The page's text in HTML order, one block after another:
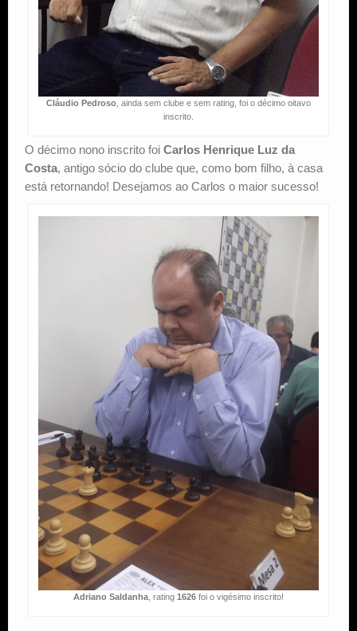
Cláudio Pedroso, ainda sem clube e sem rating, foi o décimo oitavo
inscrito.
O décimo nono inscrito foi Carlos Henrique Luz da
Costa, antigo sócio do clube que, como bom filho, à casa
está retornando! Desejamos ao Carlos o maior sucesso!
Adriano Saldanha, rating 1626foi o vigésimo inscrito!